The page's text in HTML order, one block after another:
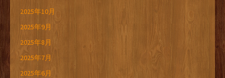
2025年10月
2025年9月
2025年8月
2025年7月
2025年6月